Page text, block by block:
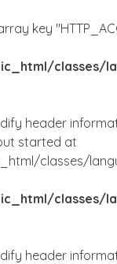
key
classes/
header
started at
classes/
classes/
header